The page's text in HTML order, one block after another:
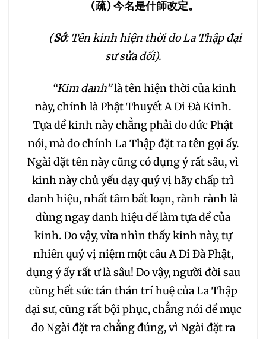
(疏) 今名是什師改定。
(Sớ: Tên kinh hiện thời do La Thập đại
sư sửa đổi).
“Kim danh”là tên hiện thời của kinh
này, chính là Phật Thuyết A Di Đà Kinh.
Tựa đề kinh này chẳng phải do đức Phật
nói, mà do chính La Thập đặt ra tên gọi ấy.
Ngài đặt tên này cũng có dụng ý rất sâu, vì
kinh này chủ yếu dạy quý vị hãy chấp trì
danh hiệu, nhất tâm bất loạn, rành rành là
dùng ngay danh hiệu để làm tựa đề của
kinh. Do vậy, vừa nhìn thấy kinh này, tự
nhiên quý vị niệm một câu A Di Đà Phật,
dụng ý ấy rất ư là sâu! Do vậy, người đời sau
cũng hết sức tán thán trí huệ của La Thập
đại sư, cũng rất bội phục, chẳng nói đề mục
do Ngài đặt ra chẳng đúng, vì Ngài đặt ra